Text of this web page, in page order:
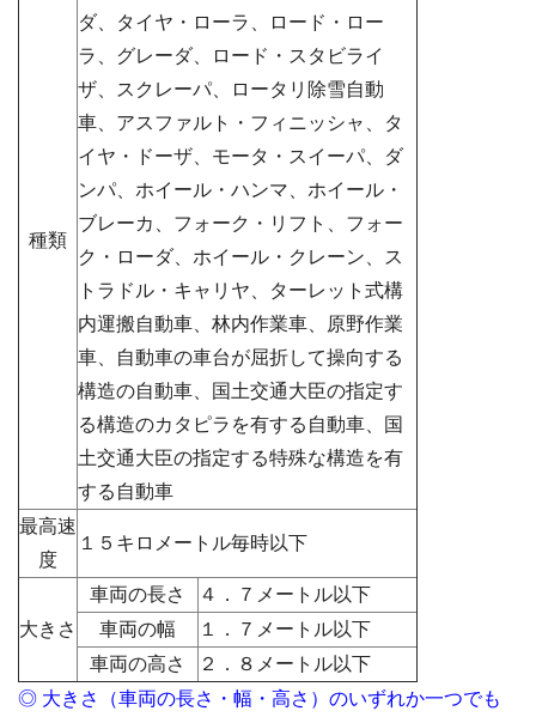
種類
ダ、タイヤ・ローラ、ロード・ロー
ラ、グレーダ、ロード・スタビライ
ザ、スクレーパ、ロータリ除雪自動
車、アスファルト・フィニッシャ、タ
イヤ・ドーザ、モータ・スイーパ、ダ
ンパ、ホイール・ハンマ、ホイール・
ブレーカ、フォーク・リフト、フォー
ク・ローダ、ホイール・クレーン、ス
トラドル・キャリヤ、ターレット式構
内運搬自動車、林内作業車、原野作業
車、自動車の車台が屈折して操向する
構造の自動車、国土交通大臣の指定す
る構造のカタピラを有する自動車、国
土交通大臣の指定する特殊な構造を有
する自動車
最高速
度
１５キロメートル毎時以下
大きさ
車両の長さ
４．７メートル以下
車両の幅
１．７メートル以下
車両の高さ
２．８メートル以下
◎ 大きさ（車両の長さ・幅・高さ）のいずれか一つでも